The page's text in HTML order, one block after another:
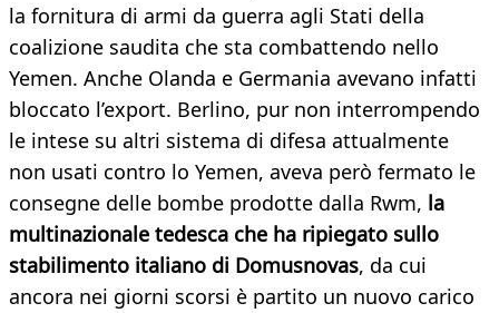
la fornitura di armi da guerra agli Stati della
coalizione saudita che sta combattendo nello
Yemen. Anche Olanda e Germania avevano infatti
bloccato l’export. Berlino, pur non interrompendo
le intese su altri sistema di difesa attualmente
non usati contro lo Yemen, aveva però fermato le
consegne delle bombe prodotte dalla Rwm, la
multinazionale tedesca che ha ripiegato sullo
stabilimento italiano di Domusnovas, da cui
ancora nei giorni scorsi è partito un nuovo carico